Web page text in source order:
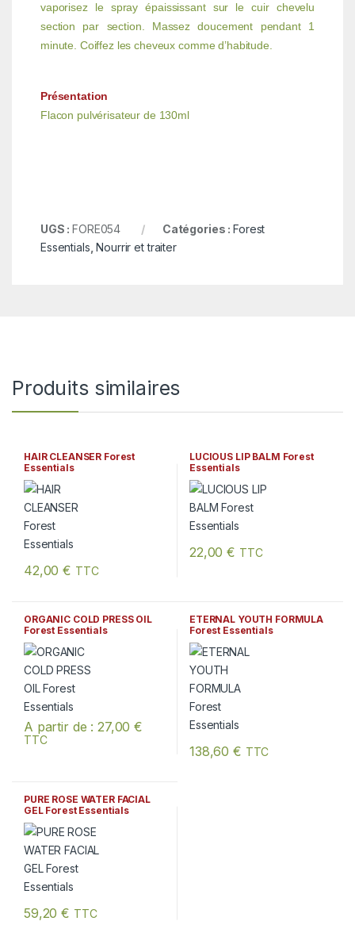
vaporisez le spray épaississant sur le cuir chevelu
section par section. Massez doucement pendant 1
minute. Coiffez les cheveux comme d’habitude.
Présentation
Flacon pulvérisateur de 130ml
UGS :FORE054 Catégories :Forest
Essentials ,Nourrir et traiter
Produits similaires
HAIR CLEANSER Forest
Essentials
42,00€ TTC
LUCIOUS LIP BALM Forest
Essentials
22,00€ TTC
ORGANIC COLD PRESS OIL
Forest Essentials
A partir de :27,00€
TTC
Ce produit a plusieurs variations. Les options peuvent être
ETERNAL YOUTH FORMULA
Forest Essentials
138,60€ TTC
PURE ROSE WATER FACIAL
GEL Forest Essentials
59,20€ TTC